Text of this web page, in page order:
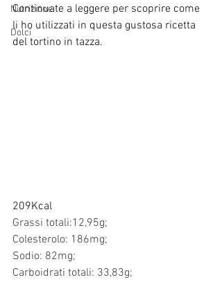
Nutrizione
Dolci
Continuate a leggere per scoprire come
li ho utilizzati in questa gustosa ricetta
del tortino in tazza.
209Kcal
Grassi totali:12,95g;
Colesterolo: 186mg;
Sodio: 82mg;
Carboidrati totali: 33,83g;